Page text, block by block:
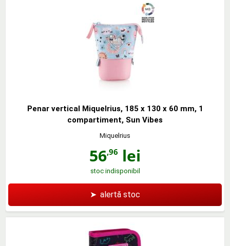
Penar vertical Miquelrius, 185 x 130 x 60 mm, 1
compartiment, Sun Vibes
Miquelrius
56,96 lei
stoc indisponibil
➤ alertă stoc